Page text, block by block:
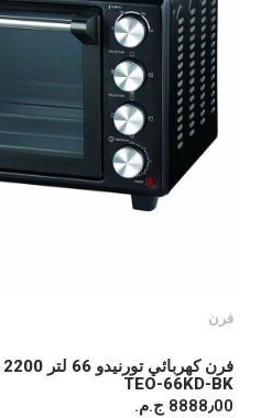
فرن
TEO-66KD-BK
8888٫00 ج.م.‏